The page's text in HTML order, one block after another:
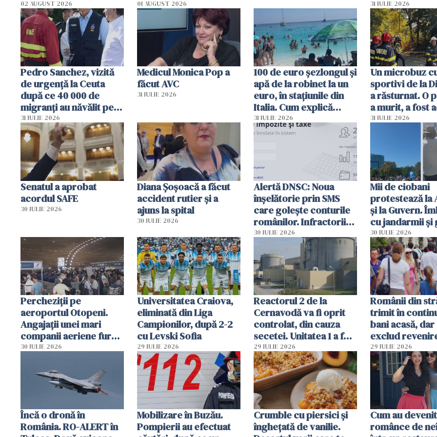
02 AUGUST 2026 01 AUGUST 2026
capete de
sumă imensă
31 IULIE 2026
Pedro Sanchez, vizită
de urgență la Ceuta
după ce 40 000 de
migranți au năvălit pe
teritoriul spaniol: „Vom
mobiliza toate
resursele"
31 IULIE 2026
Medicul Monica Pop a
făcut AVC
31 IULIE 2026
100 de euro șezlongul și
apă de la robinet la un
euro, în stațiunile din
Italia. Cum explică
autoritățile
31 IULIE 2026
Un microbuz
sportivi de la
a răsturnat. O
a murit, a fost
planul roșu de
31 IULIE 2026
Senatul a aprobat
acordul SAFE
30 IULIE 2026
Diana Șoșoacă a făcut
accident rutier și a
ajuns la spital
30 IULIE 2026
Alertă DNSC: Noua
înșelătorie prin SMS
care golește conturile
românilor. Infractorii
folosesc numele
Ghișeul.ro și al Poliției
Române
30 IULIE 2026
Mii de ciobani
protestează la
și la Guvern.
cu jandarmii și
lacrimogene
30 IULIE 2026
Percheziții pe
aeroportul Otopeni.
Angajații unei mari
companii aeriene furau
parfumuri, ceasuri și
vânzării
30 IULIE 2026
Universitatea Craiova,
eliminată din Liga
Campionilor, după 2-2
cu Levski Sofia
29 IULIE 2026
Reactorul 2 de la
Cernavodă va fi oprit
controlat, din cauza
secetei. Unitatea 1 a fost
deja oprită
29 IULIE 2026
Românii din
trimit în
bani acasă, dar
exclud
29 IULIE 2026
Încă o dronă în
România. RO-ALERT în
Mobilizare în Buzău.
Pompierii au efectuat
Crumble cu piersici și
înghețată de vanilie.
Cum au
românce de